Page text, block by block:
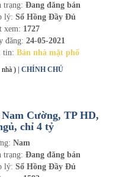
trạng: Đang đăng bán
lý: Sổ Hồng Đầy Đủ
xem: 1727
đăng: 24-05-2021
tin: Bán nhà mặt phố
nhà ) | CHÍNH CHỦ
Cường, TP HD,
chỉ 4 tỷ
Nam
trạng: Đang đăng bán
lý: Sổ Hồng Đầy Đủ